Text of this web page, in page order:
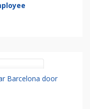
Barcelona door